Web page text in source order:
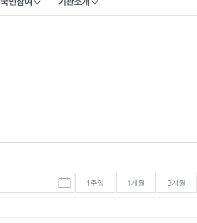
종
료
1주일 1개월 3개월